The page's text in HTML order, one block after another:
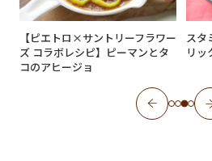
【ピエトロ×サントリーフラワー
ズ コラボレシピ】ピーマンとタ
コのアヒージョ
スタ
リッ